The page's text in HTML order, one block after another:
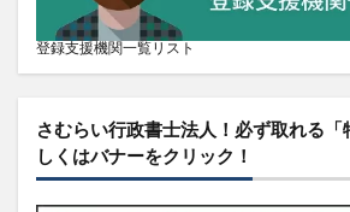
登録支援機関一覧リスト
さむらい行政書士法人！必ず取れる
しくはバナーをクリック！